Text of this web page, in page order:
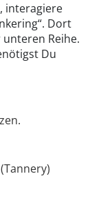
interagiere
Dort
unteren Reihe.
Du